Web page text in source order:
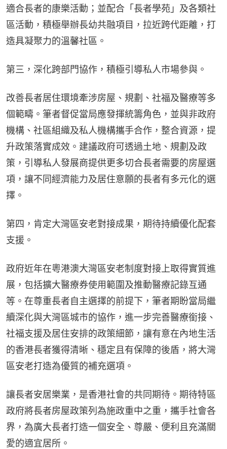
適合長者的康樂活動；並配合「長者學苑」及各類社
區活動，積極舉辦長幼共融項目，拉近跨代距離，打
造具凝聚力的溫馨社區。
第三，深化跨部門協作，積極引導私人市場參與。
改善長者居住環境牽涉房屋、規劃、社福及醫療等多
個範疇。筆者督促當局應發揮統籌角色，並與非政府
機構、社區組織及私人機構攜手合作，整合資源，提
升政策落實成效。建議政府可透過土地、規劃及政
策，引導私人發展商提供更多切合長者需要的房屋選
項，讓不同經濟能力及居住意願的長者有多元化的選
擇。
第四，肯定大灣區安老對接成果，期待持續優化配套
支援。
政府近年在粵港澳大灣區安老制度對接上取得實質進
展，包括擴大醫療券使用範圍及推動醫療記錄互通
等。在尊重長者自主選擇的前提下，筆者期盼當局繼
續深化與大灣區城市的協作，進一步完善醫療銜接、
社福支援及居住安排的政策細節，讓有意在內地生活
的香港長者獲得清晰、穩定且有保障的後盾，將大灣
區安老打造為優質的補充選項。
讓長者安居樂業，是香港社會的共同期待。期待特區
政府將長者房屋政策列為施政重中之重，攜手社會各
界，為廣大長者打造一個安全、尊嚴、便利且充滿關
愛的適宜居所。